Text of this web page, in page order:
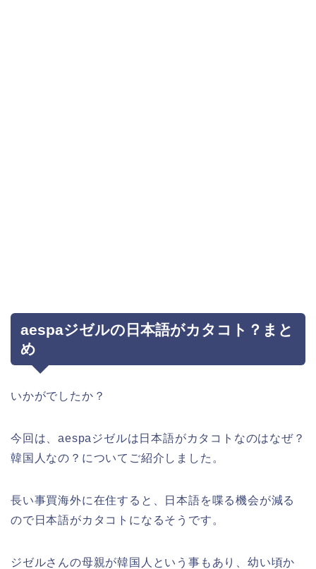
aespaジゼルの日本語がカタコト？まと
め
いかがでしたか？
今回は、aespaジゼルは日本語がカタコトなのはなぜ？
韓国人なの？についてご紹介しました。
長い事買海外に在住すると、日本語を喋る機会が減る
ので日本語がカタコトになるそうです。
ジゼルさんの母親が韓国人という事もあり、幼い頃か